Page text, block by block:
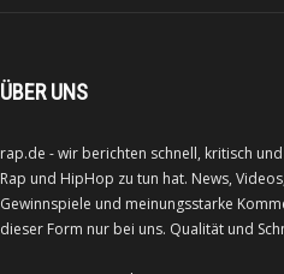
ÜBER UNS
rap.de - wir berichten schnell, kritisch
Rap und HipHop zu tun hat. News,
Gewinnspiele und meinungsstarke
dieser Form nur bei uns. Qualität und